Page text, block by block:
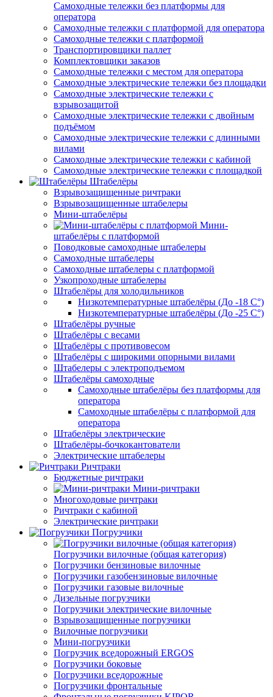
Самоходные тележки без платформы для
оператора
Самоходные тележки с платформой для оператора
Самоходные тележки с платформой
Транспортировщики паллет
Комплектовщики заказов
Самоходные тележки с местом для оператора
Самоходные электрические тележки без площадки
Самоходные электрические тележки с
взрывозащитой
Самоходные электрические тележки с двойным
подъёмом
Самоходные электрические тележки с длинными
вилами
Самоходные электрические тележки с кабиной
Самоходные электрические тележки с площадкой
Штабелёры
Взрывозащищенные ричтраки
Взрывозащищенные штабелеры
Мини-штабелёры
Мини-
штабелёры с платформой
Поводковые самоходные штабелеры
Самоходные штабелеры
Самоходные штабелеры с платформой
Узкопроходные штабелеры
Штабелёры для холодильников
Низкотемпературные штабелёры (До -18 C°)
Низкотемпературные штабелёры (До -25 C°)
Штабелёры ручные
Штабелёры с весами
Штабелёры с противовесом
Штабелёры с широкими опорными вилами
Штабелеры с электроподъемом
Штабелёры самоходные
Самоходные штабелёры без платформы для
оператора
Самоходные штабелёры с платформой для
оператора
Штабелёры электрические
Штабелёры-бочкокантователи
Электрические штабелеры
Ричтраки
Бюджетные ричтраки
Мини-ричтраки
Многоходовые ричтраки
Ричтраки с кабиной
Электрические ричтраки
Погрузчики
Погрузчики вилочные (общая категория)
Погрузчики бензиновые вилочные
Погрузчики газобензиновые вилочные
Погрузчики газовые вилочные
Дизельные погрузчики
Погрузчики электрические вилочные
Взрывозащищенные погрузчики
Вилочные погрузчики
Мини-погрузчики
Погрузчик вседорожный ERGOS
Погрузчики боковые
Погрузчики вседорожные
Погрузчики фронтальные